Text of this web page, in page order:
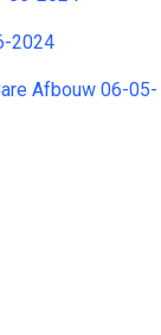
2024
Afbouw 06-05-